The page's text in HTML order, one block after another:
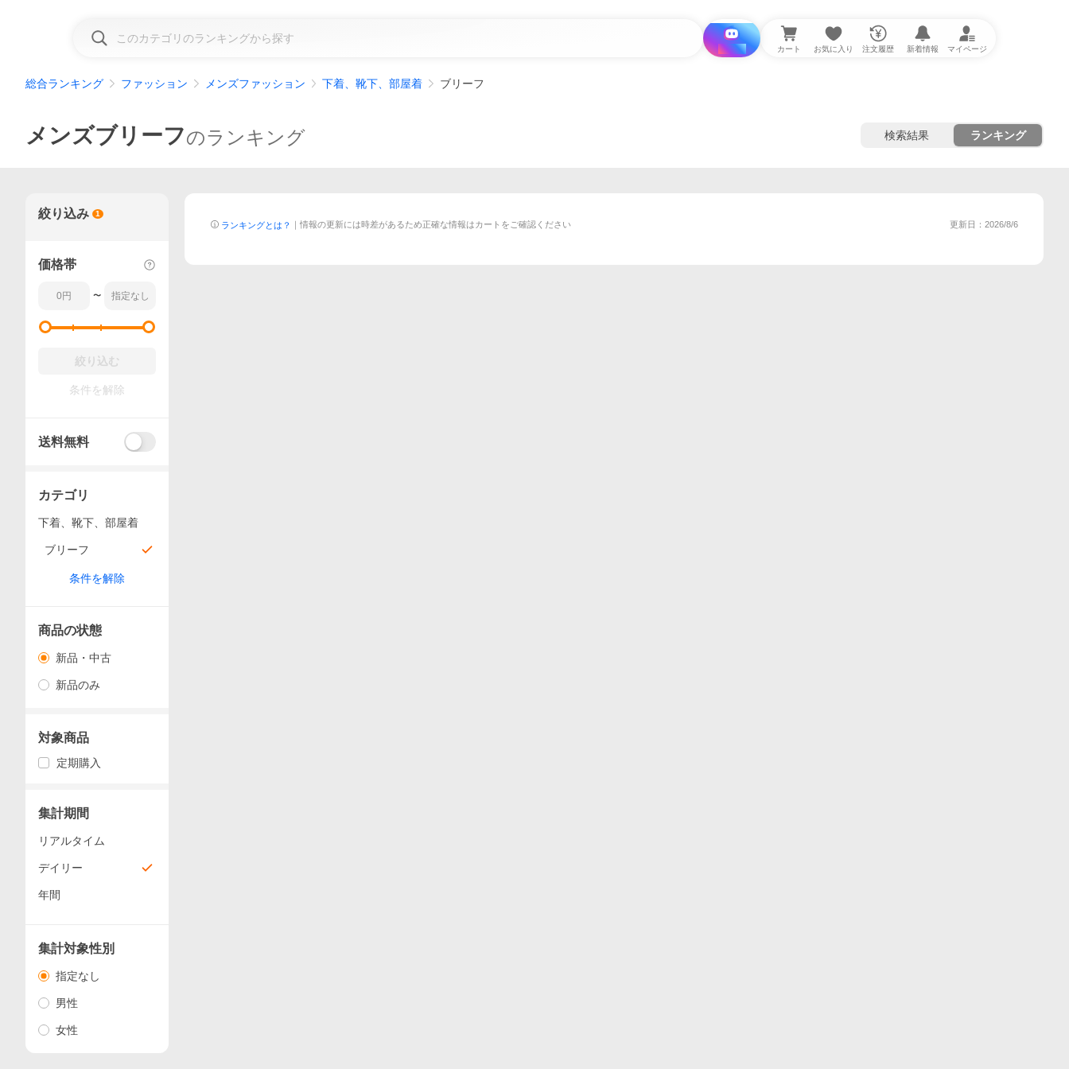
i と探す カート お気に入り 注文履歴 新着情報 マイページ
総合ランキング ファッション メンズファッション 下着、靴下、部屋着 ブリーフ
メンズブリーフのランキング 検索結果 ランキング
ランキングとは？ ｜ 情報の更新には時差があるため正確な情報はカートをご確認ください 更新日：2026/8/6
絞り込み 1
価格帯
〜
絞り込む
条件を解除
送料無料
カテゴリ
下着、靴下、部屋着
ブリーフ
条件を解除
商品の状態
新品・中古
新品のみ
対象商品
定期購入
集計期間
リアルタイム
デイリー
年間
集計対象性別
指定なし
男性
女性